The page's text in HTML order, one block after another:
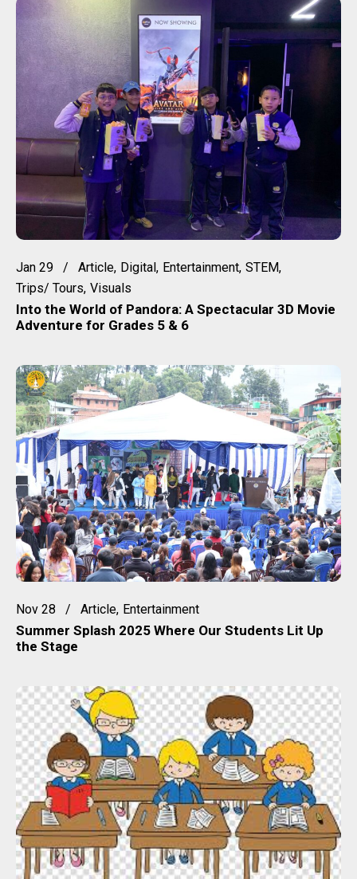
Jan 29 Article Digital Entertainment STEM
Trips/ Tours Visuals
Into the World of Pandora: A Spectacular 3D Movie
Adventure for Grades 5 & 6
Nov 28 Article Entertainment
Summer Splash 2025 Where Our Students Lit Up
the Stage